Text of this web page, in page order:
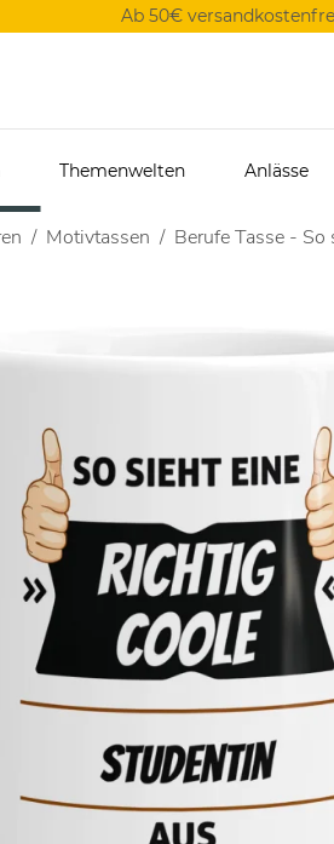
Ab 50€
Themenwelten Anlässe
Motivtassen Berufe Tasse -